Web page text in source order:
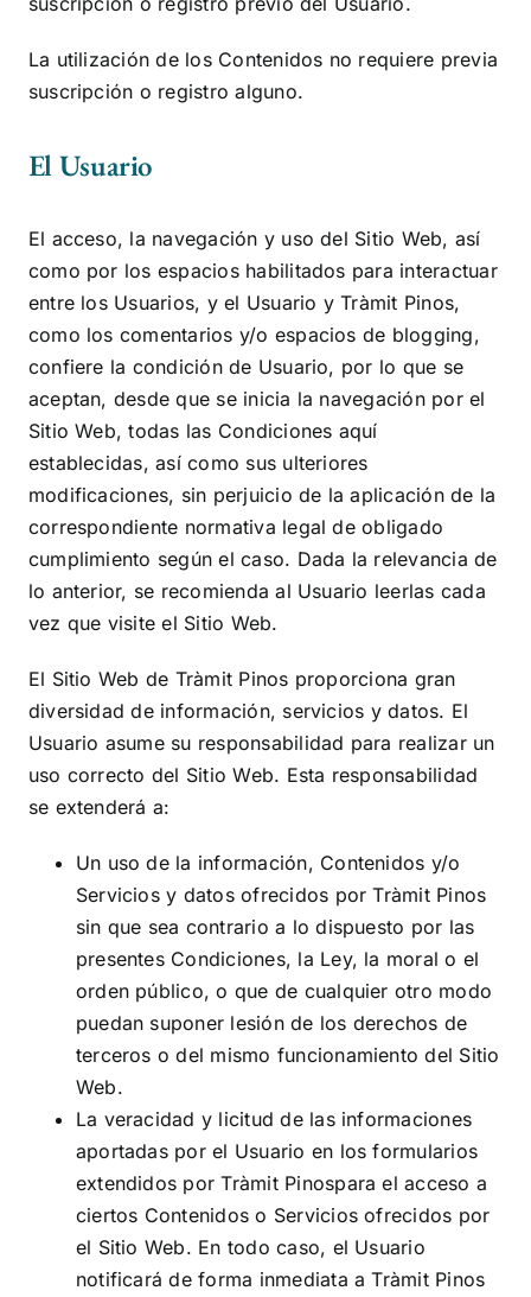
La utilización de los Contenidos no requiere previa
suscripción o registro alguno.
El Usuario
El acceso, la navegación y uso del Sitio Web, así
como por los espacios habilitados para interactuar
entre los Usuarios, y el Usuario yTràmit Pinos,
como los comentarios y/o espacios de blogging,
confiere la condición de Usuario, por lo que se
aceptan, desde que se inicia la navegación por el
Sitio Web, todas las Condiciones aquí
establecidas, así como sus ulteriores
modificaciones, sin perjuicio de la aplicación de la
correspondiente normativa legal de obligado
cumplimiento según el caso. Dada la relevancia de
lo anterior, se recomienda al Usuario leerlas cada
vez que visite el Sitio Web.
El Sitio Web de Tràmit Pinos proporciona gran
diversidad de información, servicios y datos. El
Usuario asume su responsabilidad para realizar un
uso correcto del Sitio Web. Esta responsabilidad
se extenderá a:
Un uso de la información, Contenidos y/o
Servicios y datos ofrecidos porTràmit Pinos
sin que sea contrario a lo dispuesto por las
presentes Condiciones, la Ley, la moral o el
orden público, o que de cualquier otro modo
puedan suponer lesión de los derechos de
terceros o del mismo funcionamiento del Sitio
Web.
La veracidad y licitud de las informaciones
aportadas por el Usuario en los formularios
extendidos porTràmit Pinospara el acceso a
ciertos Contenidos o Servicios ofrecidos por
el Sitio Web. En todo caso, el Usuario
notificará de forma inmediata aTràmit Pinos